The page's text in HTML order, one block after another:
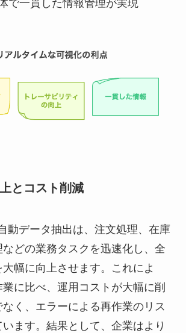
で一貫した情報管理が実現
とコスト削減
動データ抽出は、注文処理、在庫
どの業務タスクを迅速化し、全
幅に向上させます。これによ
業に比べ、運用コストが大幅に削
く、エラーによる再作業のリス
ます。結果として、企業はより